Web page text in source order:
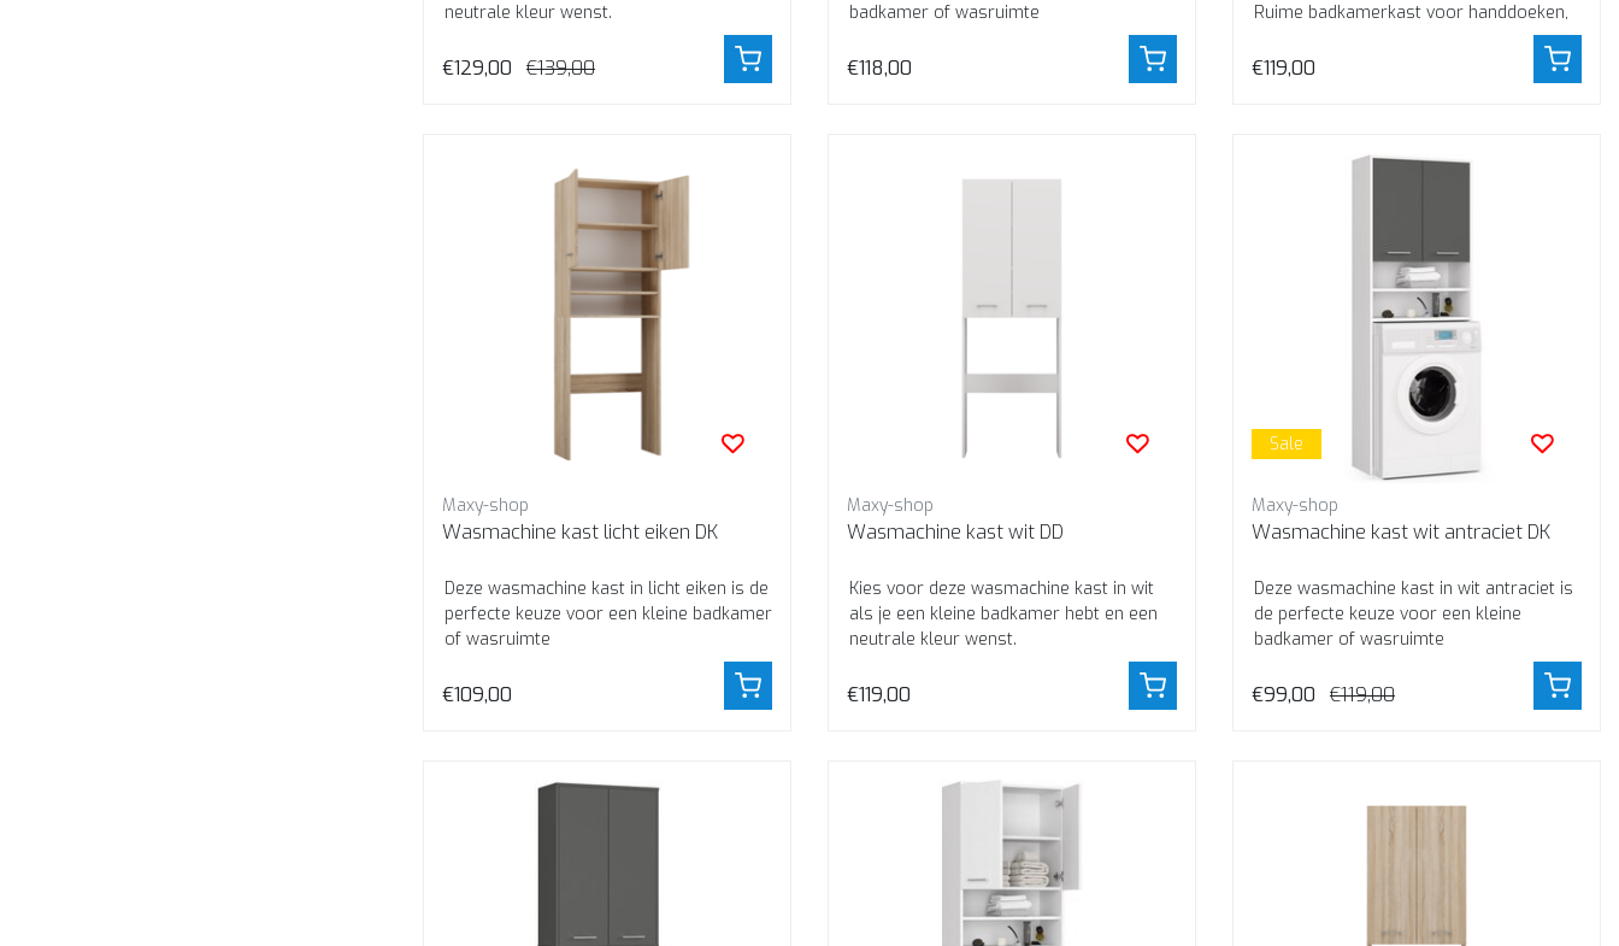
neutrale kleur wenst.
€129,00 €139,00
badkamer of wasruimte
€118,00
Ruime badkamerkast voor handdoeken,
€119,00
Maxy-shop
Wasmachine kast licht eiken DK
Deze wasmachine kast in licht eiken is de
perfecte keuze voor een kleine badkamer
of wasruimte
€109,00
Maxy-shop
Wasmachine kast wit DD
Kies voor deze wasmachine kast in wit
als je een kleine badkamer hebt en een
neutrale kleur wenst.
€119,00
Sale
Maxy-shop
Wasmachine kast wit antraciet DK
Deze wasmachine kast in wit antraciet is
de perfecte keuze voor een kleine
badkamer of wasruimte
€99,00 €119,00